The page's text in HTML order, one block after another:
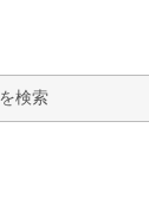
検索